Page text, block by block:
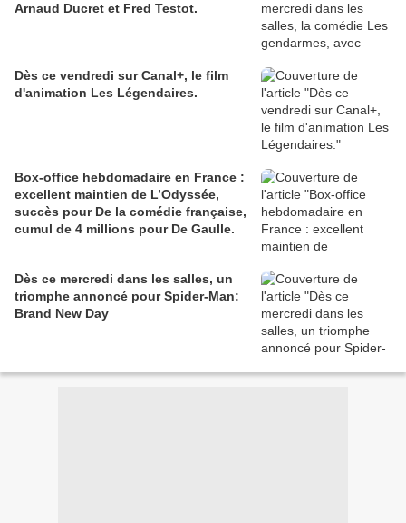
Arnaud Ducret et Fred Testot.
Dès ce vendredi sur Canal+, le film
d'animation Les Légendaires.
Box-office hebdomadaire en France :
excellent maintien de L’Odyssée,
succès pour De la comédie française,
cumul de 4 millions pour De Gaulle.
Dès ce mercredi dans les salles, un
triomphe annoncé pour Spider-Man:
Brand New Day